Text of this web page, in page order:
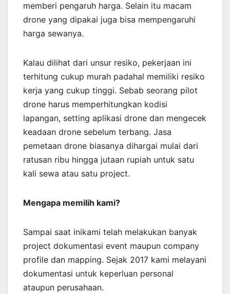
memberi pengaruh harga. Selain itu macam
drone yang dipakai juga bisa mempengaruhi
harga sewanya.
Kalau dilihat dari unsur resiko, pekerjaan ini
terhitung cukup murah padahal memiliki resiko
kerja yang cukup tinggi. Sebab seorang pilot
drone harus memperhitungkan kodisi
lapangan, setting aplikasi drone dan mengecek
keadaan drone sebelum terbang. Jasa
pemetaan drone biasanya dihargai mulai dari
ratusan ribu hingga jutaan rupiah untuk satu
kali sewa atau satu project.
Mengapa memilih kami?
Sampai saat inikami telah melakukan banyak
project dokumentasi event maupun company
profile dan mapping. Sejak 2017 kami melayani
dokumentasi untuk keperluan personal
ataupun perusahaan.